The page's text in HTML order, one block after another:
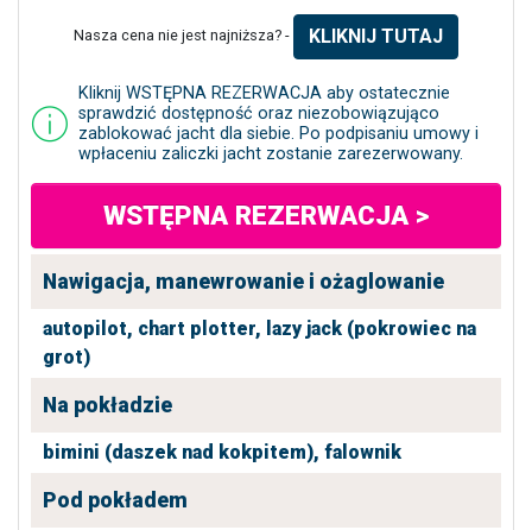
Nasza cena nie jest najniższa? - KLIKNIJ TUTAJ
Kliknij WSTĘPNA REZERWACJA aby ostatecznie
sprawdzić dostępność oraz niezobowiązująco
zablokować jacht dla siebie. Po podpisaniu umowy i
wpłaceniu zaliczki jacht zostanie zarezerwowany.
WSTĘPNA REZERWACJA >
Nawigacja, manewrowanie i ożaglowanie
autopilot, chart plotter, lazy jack (pokrowiec na
grot)
Na pokładzie
bimini (daszek nad kokpitem), falownik
Pod pokładem